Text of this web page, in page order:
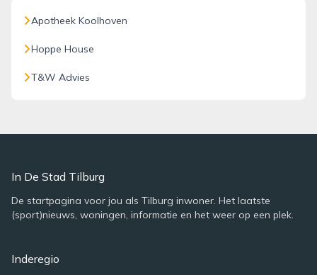
Apotheek Koolhoven
Hoppe House
T&W Advies
In De Stad Tilburg
De startpagina voor jou als Tilburg inwoner. Het laatste
(sport)nieuws, woningen, informatie en het weer op een plek.
Inderegio